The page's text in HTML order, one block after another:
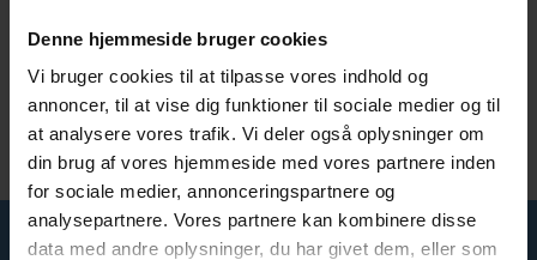
Denne hjemmeside bruger cookies
Vi bruger cookies til at tilpasse vores indhold og
annoncer, til at vise dig funktioner til sociale medier og til
at analysere vores trafik. Vi deler også oplysninger om
din brug af vores hjemmeside med vores partnere inden
for sociale medier, annonceringspartnere og
analysepartnere. Vores partnere kan kombinere disse
data med andre oplysninger, du har givet dem, eller som
Tilmeld
Karl Lund Papir Engros A/S